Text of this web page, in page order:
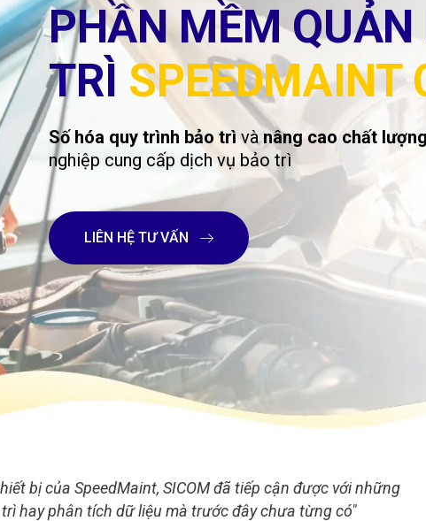
PHẦN MỀM QUẢN
TRÌ SPEEDMAINT
Số hóa quy trình bảo trì vànâng cao chất
nghiệp cung cấp dịch vụ bảo trì
LIÊN HỆ TƯ VẤN
bị của SpeedMaint, SICOM đã tiếp cận được với những
hay phân tích dữ liệu mà trước đây chưa từng có"